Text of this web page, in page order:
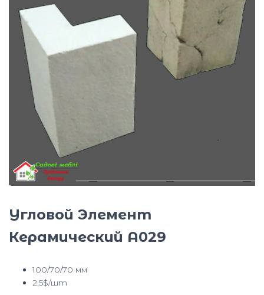
И
Г
Угловой Элемент
Керамический A029
100/70/70 мм
2,5$/шт